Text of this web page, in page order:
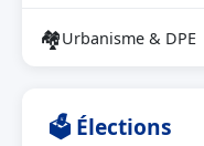
🏘Urbanisme & DPE
🗳 Élections